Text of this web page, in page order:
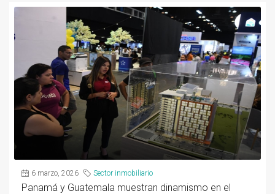
6 marzo, 2026 Sector inmobiliario
Panamá y Guatemala muestran dinamismo en el